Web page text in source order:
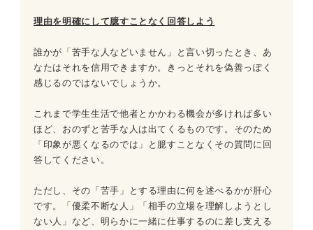
理由を明確にして臆すことなく回答しよう
誰かが「苦手な人などいません」と言い切ったとき、あ
なたはそれを信用できますか。きっとそれを偽善っぽく
感じるのではないでしょうか。
これまで学生生活で他者とかかわる機会が多ければ多い
ほど、おのずと苦手な人は出てくるものです。そのため
「印象が悪くなるのでは」と臆すことなくその質問に回
答してください。
ただし、その「苦手」とする理由に何を述べるかが肝心
です。「優柔不断な人」「相手の立場を理解しようとし
ない人」など、明らかに一緒に仕事するのに差し支える